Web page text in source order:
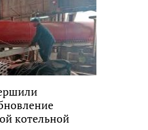
котельной